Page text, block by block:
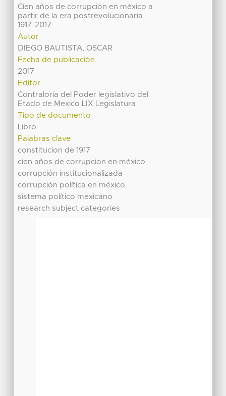
Cien años de corrupción en méxico a
partir de la era postrevolucionaria
1917-2017
Autor
DIEGO BAUTISTA, OSCAR
Fecha de publicación
2017
Editor
Contraloría del Poder legislativo del
Etado de Mexico LIX Legislatura
Tipo de documento
Libro
Palabras clave
constitucion de 1917
cien años de corrupcion en méxico
corrupción institucionalizada
corrupción política en méxico
sistema político mexicano
research subject categories